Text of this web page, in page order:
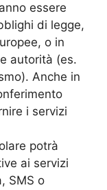
essere
di legge,
o in
autorità (es.
Anche in
i servizi
potrà
ai servizi
SMS o